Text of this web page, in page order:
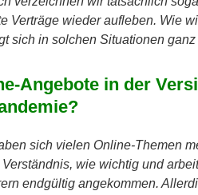
Verträge wieder aufleben. Wie
sich in solchen Situationen
Angebote in der
sich vielen Online-Themen
wie wichtig und
endgültig angekommen.